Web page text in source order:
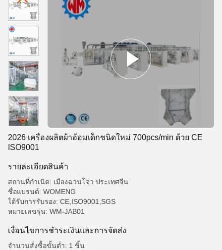
2026 เครื่องผลิตผ้าอ้อมเด็กชนิดใหม่ 700pcs/min ด้วย CE
ISO9001
รายละเอียดสินค้า
สถานที่กำเนิด: เมืองฉวนโจว ประเทศจีน
ชื่อแบรนด์: WOMENG
ได้รับการรับรอง: CE,ISO9001,SGS
หมายเลขรุ่น: WM-JAB01
เงื่อนไขการชําระเงินและการจัดส่ง
จำนวนสั่งซื้อขั้นต่ำ: 1 ชิ้น